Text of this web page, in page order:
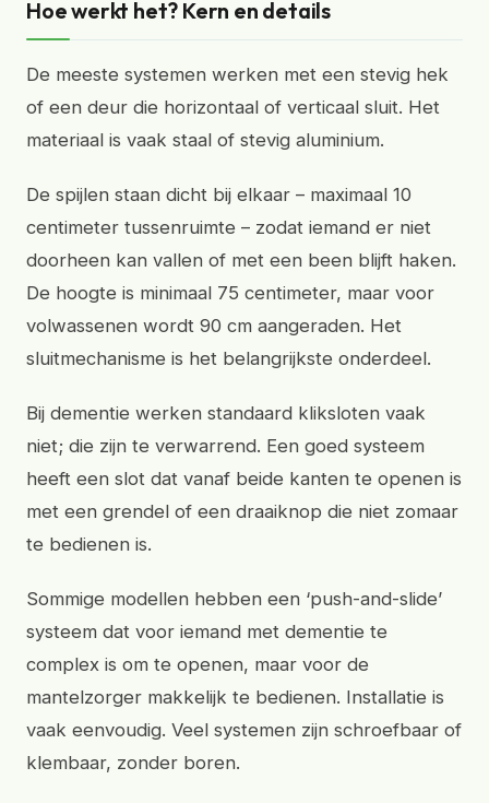
Hoe werkt het? Kern en details
De meeste systemen werken met een stevig hek
of een deur die horizontaal of verticaal sluit. Het
materiaal is vaak staal of stevig aluminium.
De spijlen staan dicht bij elkaar – maximaal 10
centimeter tussenruimte – zodat iemand er niet
doorheen kan vallen of met een been blijft haken.
De hoogte is minimaal 75 centimeter, maar voor
volwassenen wordt 90 cm aangeraden. Het
sluitmechanisme is het belangrijkste onderdeel.
Bij dementie werken standaard kliksloten vaak
niet; die zijn te verwarrend. Een goed systeem
heeft een slot dat vanaf beide kanten te openen is
met een grendel of een draaiknop die niet zomaar
te bedienen is.
Sommige modellen hebben een ‘push-and-slide’
systeem dat voor iemand met dementie te
complex is om te openen, maar voor de
mantelzorger makkelijk te bedienen. Installatie is
vaak eenvoudig. Veel systemen zijn schroefbaar of
klembaar, zonder boren.